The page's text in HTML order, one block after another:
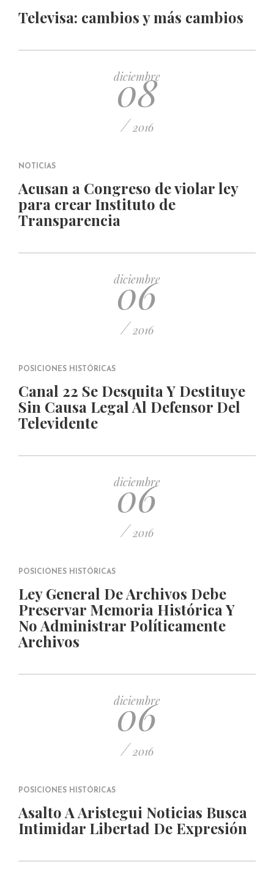
Televisa: cambios y más cambios
diciembre
08
/ 2016
NOTICIAS
Acusan a Congreso de violar ley
para crear Instituto de
Transparencia
diciembre
06
/ 2016
POSICIONES HISTÓRICAS
Canal 22 Se Desquita Y Destituye
Sin Causa Legal Al Defensor Del
Televidente
diciembre
06
/ 2016
POSICIONES HISTÓRICAS
Ley General De Archivos Debe
Preservar Memoria Histórica Y
No Administrar Políticamente
Archivos
diciembre
06
/ 2016
POSICIONES HISTÓRICAS
Asalto A Aristegui Noticias Busca
Intimidar Libertad De Expresión